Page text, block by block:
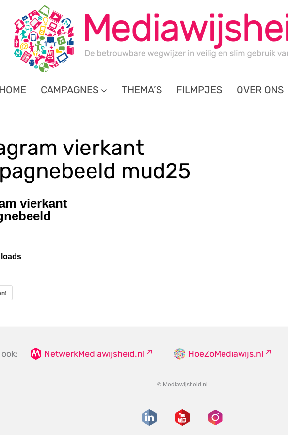
HOME CAMPAGNES THEMA’S FILMPJES OVER ONS
vierkant
mud25
vierkant
NetwerkMediawijsheid.nl HoeZoMediawijs.nl
© Mediawijsheid.nl